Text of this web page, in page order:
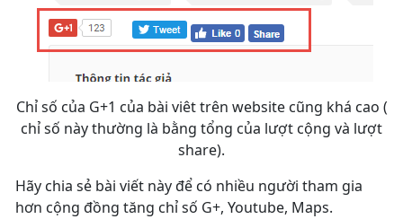
Chỉ số của G+1 của bài viêt trên website cũng khá cao (
chỉ số này thường là bằng tổng của lượt cộng và lượt
share).
Hãy chia sẻ bài viết này để có nhiều người tham gia
hơn cộng đồng tăng chỉ số G+, Youtube, Maps.